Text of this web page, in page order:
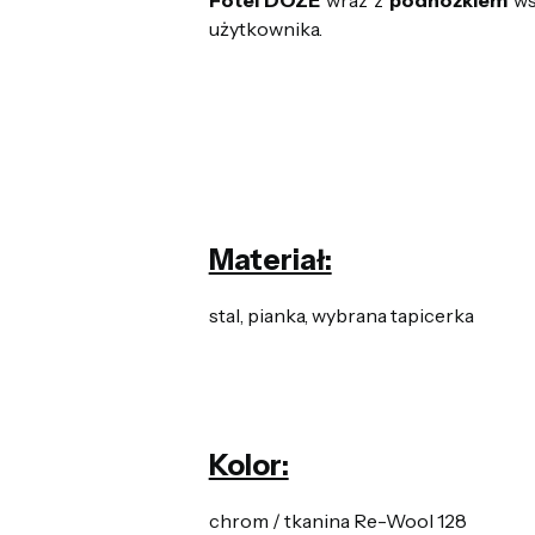
użytkownika.
Materiał:
stal, pianka, wybrana tapicerka
Kolor:
chrom / tkanina Re-Wool 128